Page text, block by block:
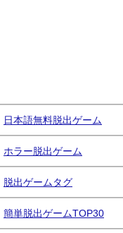
日本語無料脱出ゲーム
ホラー脱出ゲーム
脱出ゲームタグ
簡単脱出ゲームTOP30